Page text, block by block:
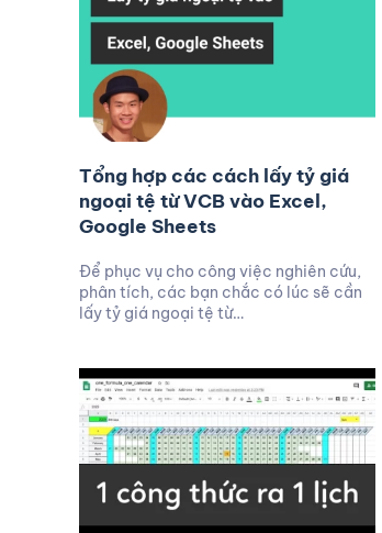
Tổng hợp các cách lấy tỷ giá
ngoại tệ từ VCB vào Excel,
Google Sheets
Để phục vụ cho công việc nghiên cứu,
phân tích, các bạn chắc có lúc sẽ cần
lấy tỷ giá ngoại tệ từ…